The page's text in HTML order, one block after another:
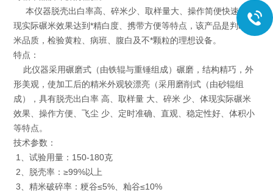
本仪器脱壳出白率高、碎米少、取样量大、操作简便快速、体
现实际碾米效果达到*精白度、携带方便等特点，该产品是判断稻
米品质，检验黄粒、病班、腹白及不*颗粒的理想设备。
特点：
此仪器采用碾磨式（由铁辊与重锤组成）碾磨，结构精巧，外
形美观，使加工后的精米外观较漂亮（采用磨削式（由砂辊组
成），具有脱壳出白率 高、取样量 大、碎米 少、体现实际碾米
效果、操作方便、飞尘 少、定时准确、直观、稳定性好、体积小
等特点。
技术参数：
1、试验用量：150-180克
2、脱壳率：≥99%以上
3、精米破碎率：粳谷≤5%、籼谷≤10%